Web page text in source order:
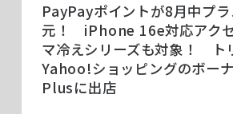
採用情報
最新情報
メデ
PayPayポイントが8月中プ
元！ iPhone 16e対応アク
マ冷えシリーズも対象！ ト
Yahoo!ショッピングのボー
Plusに出店